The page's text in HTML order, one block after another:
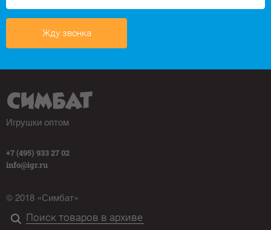
Жду звонка
Игрушки оптом
+7 (495) 933 27 02
info@igr.ru
© 2018 «Симбат»